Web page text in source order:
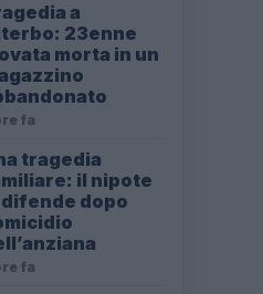
a
23enne
morta in un
fa
tragedia
il nipote
dopo
fa